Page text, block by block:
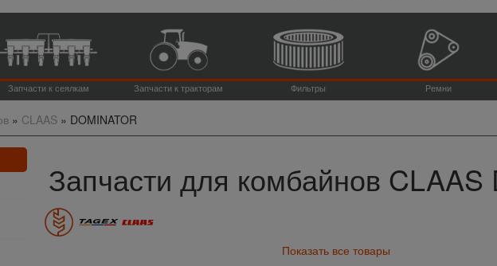
Запчасти к сеялкам Запчасти к тракторам Фильтры Ремни
» CLAAS» DOMINATOR
Запчасти для комбайнов CLAAS
Показать все товары